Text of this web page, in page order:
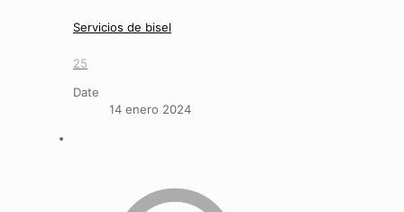
Servicios de bisel
25
Date
14 enero 2024